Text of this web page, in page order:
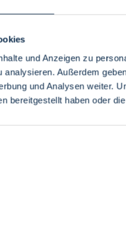
und Anzeigen zu
analysieren. Außerdem
und Analysen weiter.
bereitgestellt haben oder